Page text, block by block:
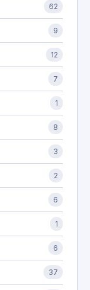
62
9
12
7
1
8
3
2
6
1
6
37